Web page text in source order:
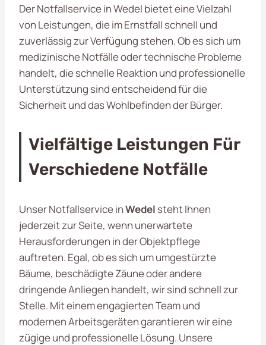
Der Notfallservice in Wedel bietet eine Vielzahl
von Leistungen, die im Ernstfall schnell und
zuverlässig zur Verfügung stehen. Ob es sich um
medizinische Notfälle oder technische Probleme
handelt, die schnelle Reaktion und professionelle
Unterstützung sind entscheidend für die
Sicherheit und das Wohlbefinden der Bürger.
Vielfältige Leistungen Für
Verschiedene Notfälle
Unser Notfallservice inWedel steht Ihnen
jederzeit zur Seite, wenn unerwartete
Herausforderungen in der Objektpflege
auftreten. Egal, ob es sich um umgestürzte
Bäume, beschädigte Zäune oder andere
dringende Anliegen handelt, wir sind schnell zur
Stelle. Mit einem engagierten Team und
modernen Arbeitsgeräten garantieren wir eine
zügige und professionelle Lösung. Unsere